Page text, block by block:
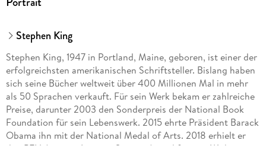
Stephen King
Stephen King, 1947 in Portland, Maine, geboren, ist einer der
erfolgreichsten amerikanischen Schriftsteller. Bislang haben
sich seine Bücher weltweit über 400 Millionen Mal in mehr
als 50 Sprachen verkauft. Für sein Werk bekam er zahlreiche
Preise, darunter 2003 den Sonderpreis der National Book
Foundation für sein Lebenswerk. 2015 ehrte Präsident Barack
Obama ihn mit der National Medal of Arts. 2018 erhielt er
den PEN America Literary Service Award für sein Wirken,